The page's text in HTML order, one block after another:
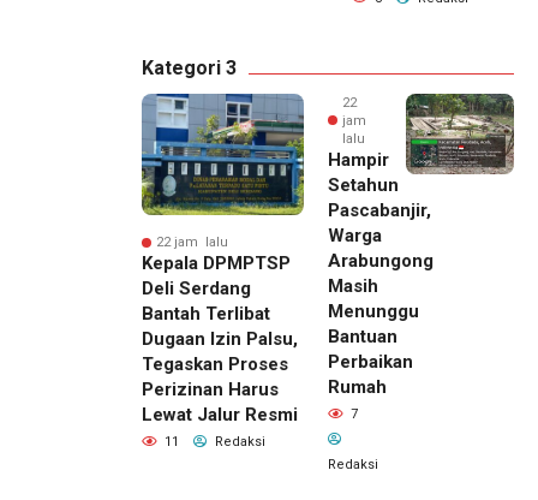
Kategori 3
22 jam lalu
Kepala DPMPTSP
Deli Serdang
Bantah Terlibat
Dugaan Izin Palsu,
Tegaskan Proses
Perizinan Harus
Lewat Jalur Resmi
11 Redaksi
22
jam
lalu
Hampir
Setahun
Pascabanjir,
Warga
Arabungong
Masih
Menunggu
Bantuan
Perbaikan
Rumah
7
Redaksi